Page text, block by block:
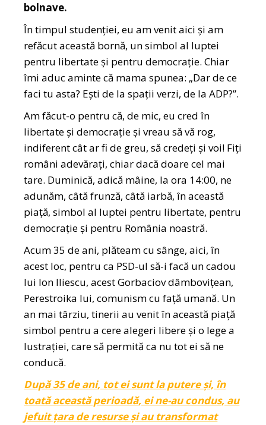
bolnave.
În timpul studenției, eu am venit aici și am
refăcut această bornă, un simbol al luptei
pentru libertate și pentru democrație. Chiar
îmi aduc aminte că mama spunea: „Dar de ce
faci tu asta? Ești de la spații verzi, de la ADP?”.
Am făcut-o pentru că, de mic, eu cred în
libertate și democrație și vreau să vă rog,
indiferent cât ar fi de greu, să credeți și voi! Fiți
români adevărați, chiar dacă doare cel mai
tare. Duminică, adică mâine, la ora 14:00, ne
adunăm, câtă frunză, câtă iarbă, în această
piață, simbol al luptei pentru libertate, pentru
democrație și pentru România noastră.
Acum 35 de ani, plăteam cu sânge, aici, în
acest loc, pentru ca PSD-ul să-i facă un cadou
lui Ion Iliescu, acest Gorbaciov dâmbovițean,
Perestroika lui, comunism cu față umană. Un
an mai târziu, tinerii au venit în această piață
simbol pentru a cere alegeri libere și o lege a
lustrației, care să permită ca nu tot ei să ne
conducă.
După 35 de ani, tot ei sunt la putere și, în
toată această perioadă, ei ne-au condus, au
jefuit țara de resurse și au transformat